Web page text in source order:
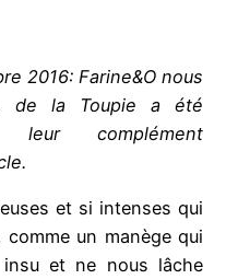
2016: Farine&O nous
de la Toupie a été
leur complément
et si intenses qui
un manège qui
et ne nous lâche